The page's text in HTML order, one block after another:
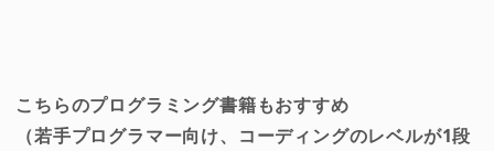
こちらのプログラミング書籍もおすすめ
（若手プログラマー向け、コーディングのレベルが1段